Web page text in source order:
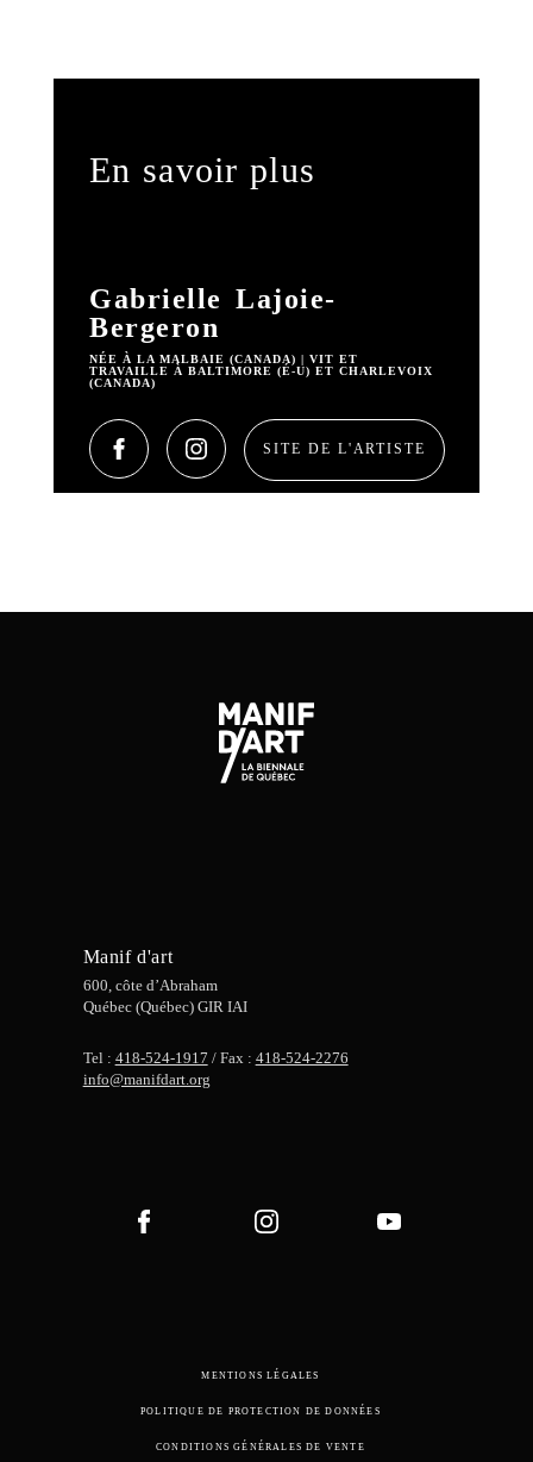
En savoir plus
Gabrielle Lajoie-
Bergeron
NÉE À LA MALBAIE (CANADA) | VIT ET
TRAVAILLE À BALTIMORE (É-U) ET CHARLEVOIX
(CANADA)
SITE DE L'ARTISTE
Manif d'art
600, côte d’Abraham
Québec (Québec) GIR IAI
Tel : 418-524-1917 / Fax : 418-524-2276
info@manifdart.org
MENTIONS LÉGALES
POLITIQUE DE PROTECTION DE DONNÉES
CONDITIONS GÉNÉRALES DE VENTE